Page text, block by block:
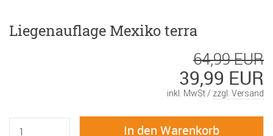
Liegenauflage Mexiko terra
64,99 EUR
39,99 EUR
inkl. MwSt / zzgl. Versand